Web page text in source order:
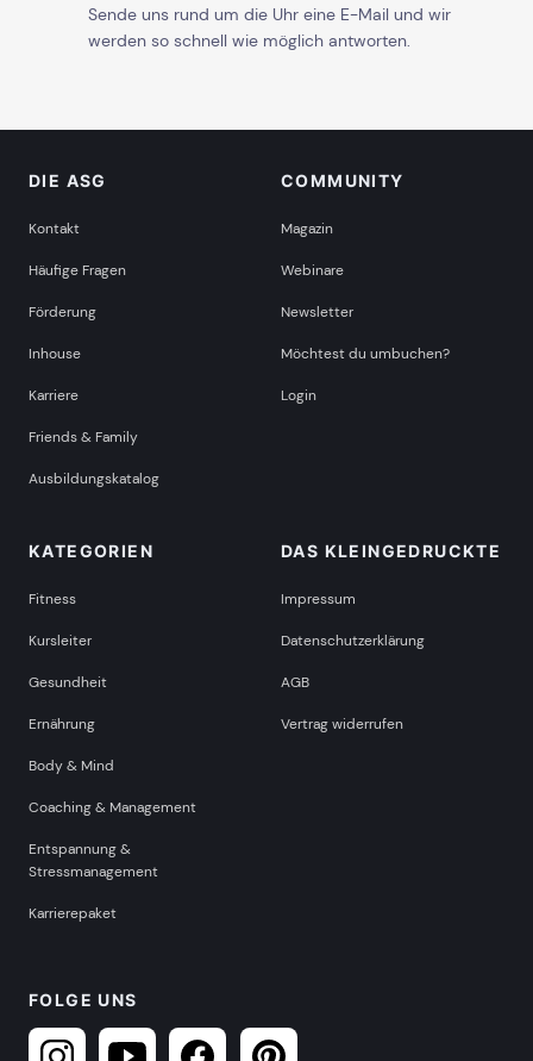
Sende uns rund um die Uhr eine E-Mail und wir
werden so schnell wie möglich antworten.
DIE ASG
Kontakt
Häufige Fragen
Förderung
Inhouse
Karriere
Friends & Family
Ausbildungskatalog
COMMUNITY
Magazin
Webinare
Newsletter
Möchtest du umbuchen?
Login
KATEGORIEN
Fitness
Kursleiter
Gesundheit
Ernährung
Body & Mind
Coaching & Management
Entspannung &
Stressmanagement
Karrierepaket
DAS KLEINGEDRUCKTE
Impressum
Datenschutzerklärung
AGB
Vertrag widerrufen
FOLGE UNS